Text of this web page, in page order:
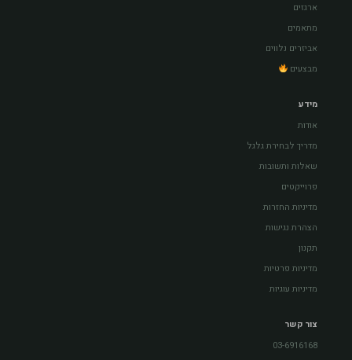
ארגזים
מתאמים
אביזרים נלווים
מבצעים
מידע
אודות
מדריך לבחירת גלגל
שאלות ותשובות
פרוייקטים
מדיניות החזרות
הצהרת נגישות
תקנון
מדיניות פרטיות
מדיניות עוגיות
צור קשר
03-6916168